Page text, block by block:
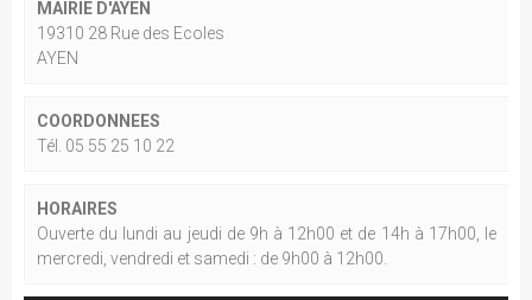
MAIRIE D'AYEN
19310 28 Rue des Ecoles
AYEN
COORDONNEES
Tél. 05 55 25 10 22
HORAIRES
Ouverte du lundi au jeudi de 9h à 12h00 et de 14h à 17h00, le
mercredi, vendredi et samedi : de 9h00 à 12h00.